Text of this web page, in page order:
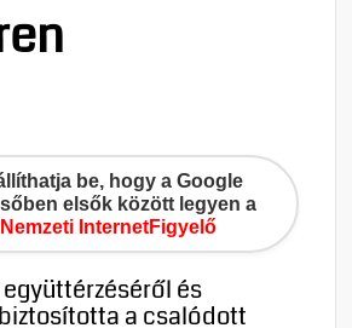
be, hogy a Google
elsők között legyen a
Nemzeti InternetFigyelő
és
a csalódott